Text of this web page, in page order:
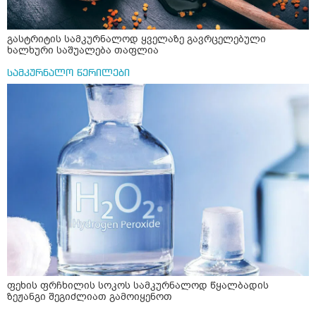
გასტრიტის სამკურნალოდ ყველაზე გავრცელებული
ხალხური საშუალება თაფლია
სამკურნალო წერილები
ფეხის ფრჩხილის სოკოს სამკურნალოდ წყალბადის
ზეჟანგი შეგიძლიათ გამოიყენოთ